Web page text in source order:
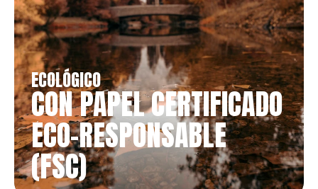
ECOLÓGICO
CON PAPEL CERTIFICADO
ECO-RESPONSABLE
(FSC)